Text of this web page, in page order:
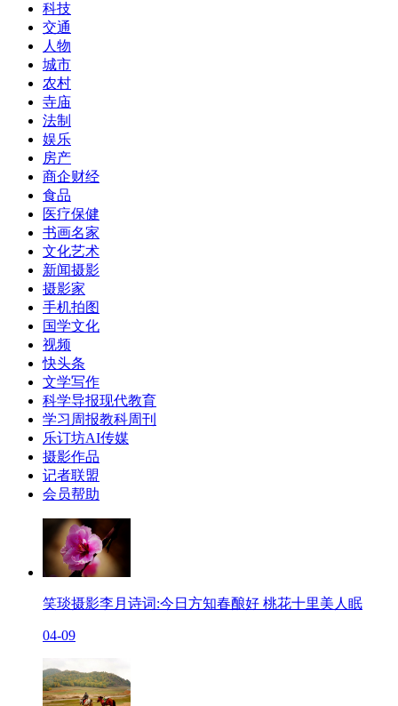
科技
交通
人物
城市
农村
寺庙
法制
娱乐
房产
商企财经
食品
医疗保健
书画名家
文化艺术
新闻摄影
摄影家
手机拍图
国学文化
视频
快头条
文学写作
科学导报现代教育
学习周报教科周刊
乐订坊AI传媒
摄影作品
记者联盟
会员帮助
笑琰摄影李月诗词:今日方知春酿好 桃花十里美人眠
04-09